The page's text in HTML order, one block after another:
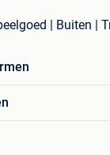
| Buiten |